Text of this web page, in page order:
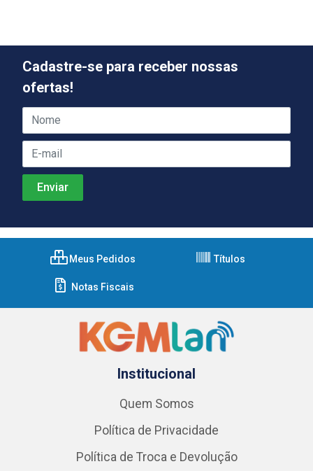
Cadastre-se para receber nossas
ofertas!
Meus Pedidos Títulos
Notas Fiscais
Institucional
Quem Somos
Política de Privacidade
Política de Troca e Devolução